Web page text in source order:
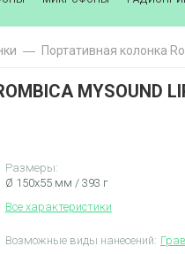
Портативная колонка
МYSOUND
Размеры:
Ø 150x55 мм / 393 г
Все характеристики
Возможные виды нанесений: